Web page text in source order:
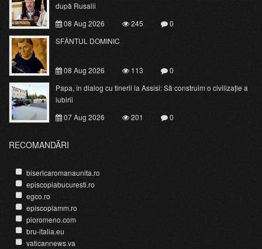
după Rusalii
08 Aug 2026
245
0
SFÂNTUL DOMINIC
08 Aug 2026 113
0
Papa, în dialog cu tinerii la Assisi: Să construim o civilizație a
iubirii
07 Aug 2026
201 0
RECOMANDĂRI
bisericaromanaunita.ro
episcopiabucuresti.ro
egco.ro
episcopiamm.ro
pioromeno.com
bru-italia.eu
vaticannews.va